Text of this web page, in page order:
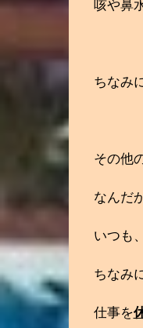
咳や鼻
ちなみ
その他
なんだ
いつも
ちなみ
仕事を